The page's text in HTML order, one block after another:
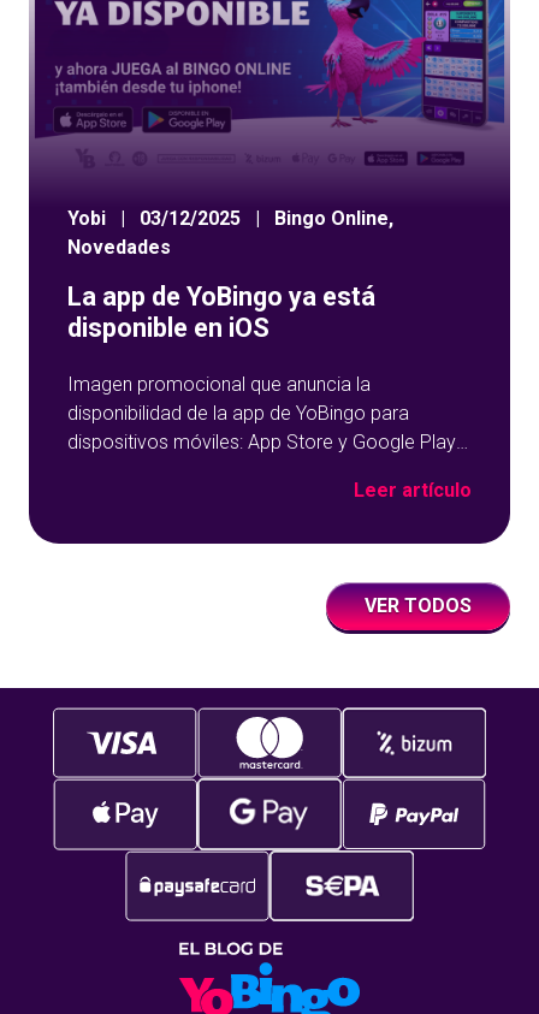
Yobi | 03/12/2025 | Bingo Online,
Novedades
La app de YoBingo ya está
disponible en iOS
Imagen promocional que anuncia la
disponibilidad de la app de YoBingo para
dispositivos móviles: App Store y Google Play
Leer artículo
VER TODOS